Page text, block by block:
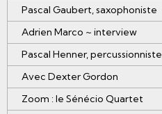
Pascal Gaubert, saxophoniste
Adrien Marco ~ interview
Pascal Henner, percussionniste
Avec Dexter Gordon
Zoom : le Sénécio Quartet